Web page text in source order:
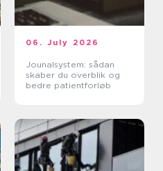
06. July 2026
Jounalsystem: sådan
skaber du overblik og
bedre patientforløb